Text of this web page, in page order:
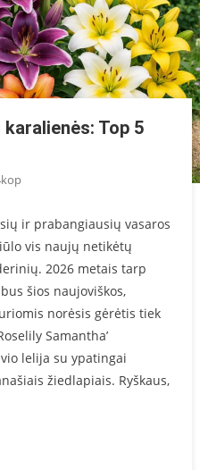
Top 5
ir prabangiausių vasaros
vis naujų netikėtų
2026 metais tarp
šios naujoviškos,
norėsis gėrėtis tiek
Samantha’
lelija su ypatingai
žiedlapiais. Ryškaus,